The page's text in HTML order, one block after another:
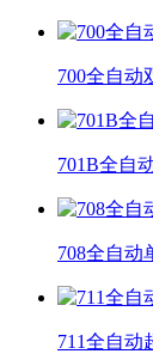
700全自动
701B全自
708全自动
711全自动